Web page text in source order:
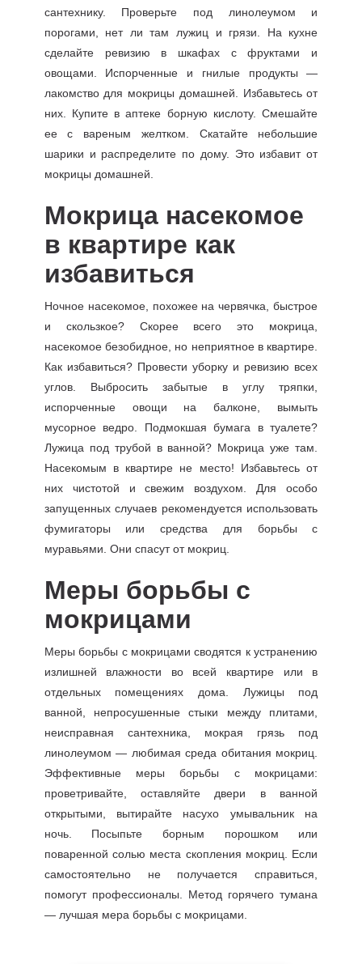
сантехнику. Проверьте под линолеумом и
порогами, нет ли там лужиц и грязи. На кухне
сделайте ревизию в шкафах с фруктами и
овощами. Испорченные и гнилые продукты —
лакомство для мокрицы домашней. Избавьтесь от
них. Купите в аптеке борную кислоту. Смешайте
ее с вареным желтком. Скатайте небольшие
шарики и распределите по дому. Это избавит от
мокрицы домашней.
Мокрица насекомое
в квартире как
избавиться
Ночное насекомое, похожее на червячка, быстрое
и скользкое? Скорее всего это мокрица,
насекомое безобидное, но неприятное в квартире.
Как избавиться? Провести уборку и ревизию всех
углов. Выбросить забытые в углу тряпки,
испорченные овощи на балконе, вымыть
мусорное ведро. Подмокшая бумага в туалете?
Лужица под трубой в ванной? Мокрица уже там.
Насекомым в квартире не место! Избавьтесь от
них чистотой и свежим воздухом. Для особо
запущенных случаев рекомендуется использовать
фумигаторы или средства для борьбы с
муравьями. Они спасут от мокриц.
Меры борьбы с
мокрицами
Меры борьбы с мокрицами сводятся к устранению
излишней влажности во всей квартире или в
отдельных помещениях дома. Лужицы под
ванной, непросушенные стыки между плитами,
неисправная сантехника, мокрая грязь под
линолеумом — любимая среда обитания мокриц.
Эффективные меры борьбы с мокрицами:
проветривайте, оставляйте двери в ванной
открытыми, вытирайте насухо умывальник на
ночь. Посыпьте борным порошком или
поваренной солью места скопления мокриц. Если
самостоятельно не получается справиться,
помогут профессионалы. Метод горячего тумана
— лучшая мера борьбы с мокрицами.